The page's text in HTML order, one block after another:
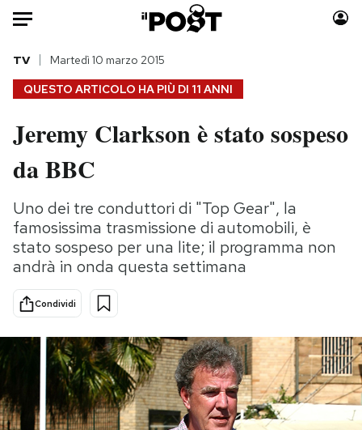
HOME
Italia
Politica
Tecnologia
Internet
Scienza
Cultura
Economia
Moda
Storie/Idee
Ok Boomer!
Media
Europa
PODCAST
QUESTO ARTICOLO HA PIÙ DI 11 ANNI
TV Martedì 10 marzo 2015
Jeremy Clarkson è stato sospeso
da BBC
Uno dei tre conduttori di "Top Gear", la
famosissima trasmissione di automobili, è
stato sospeso per una lite; il programma non
andrà in onda questa settimana
Condividi